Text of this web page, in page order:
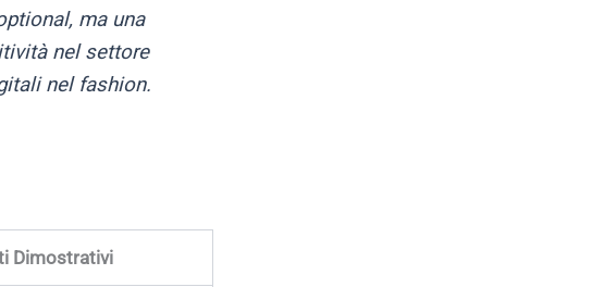
ma una
nel settore
nel fashion.
Dimostrativi